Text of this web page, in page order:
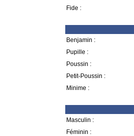
Fide :
Benjamin :
Pupille :
Poussin :
Petit-Poussin :
Minime :
Masculin :
Féminin :